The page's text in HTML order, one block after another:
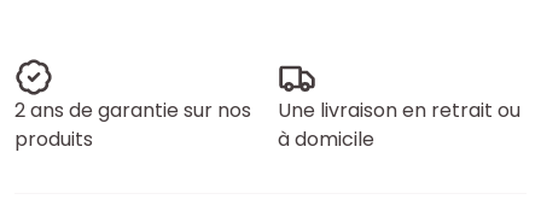
2 ans de garantie sur nos
produits
Une livraison en retrait ou
à domicile